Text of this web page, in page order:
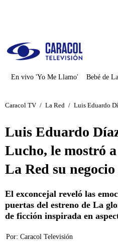
En vivo 'Yo Me Llamo' Bebé de
Caracol TV / La Red / Luis Eduardo
Luis Eduardo
Lucho, le mostró
La Red su
El exconcejal reveló las
puertas del estreno de La
de ficción inspirada en
Por: Caracol Televisión